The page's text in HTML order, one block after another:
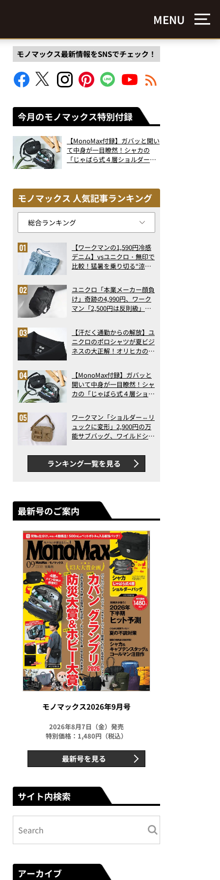
MENU
モノマックス最新情報をSNSでチェック！
今月のモノマックス特別付録
【MonoMax付録】ガバッと開い
て中身が一目瞭然！シャカの
「じゃばら式４層ショルダーバ
モノマックス 人気記事ランキング
【ワークマンの1,590円冷感
デニム】vsユニクロ・無印で
比較！猛暑を乗り切る“涼感
で決定版
ユニクロ「本業メーカー顔負
け」奇跡の4,990円、ワーク
マン「2,500円は反則級」凄
ト3】（2026年6月版）
【汗だく通勤からの解放】ユ
ニクロのポロシャツが夏ビジ
ネスの大正解！オリヒカの透
アの実力
【MonoMax付録】ガバッと
開いて中身が一目瞭然！シャ
カの「じゃばら式４層ショル
った！
ワークマン「ショルダー⇔リ
ュックに変形」2,900円の万
能サブバッグ、ワイルドシン
録…ほか【休日バッグの人気
記事ランキングベスト3】
（2026年6月版）
ランキング一覧を見る
最新号のご案内
モノマックス2026年9月号
2026年8月7日（金）発売
特別価格：1,480円（税込）
最新号を見る
サイト内検索
アーカイブ